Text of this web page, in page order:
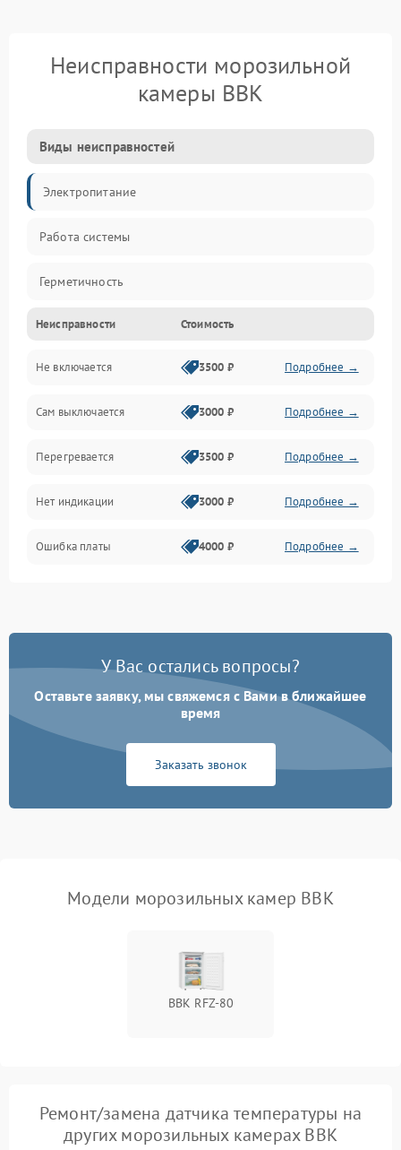
Неисправности морозильной
камеры BBK
Виды неисправностей
Электропитание
Работа системы
Герметичность
Механика
Неисправности Стоимость
Не включается 3500 ₽ Подробнее →
Сам выключается 3000 ₽ Подробнее →
Перегревается 3500 ₽ Подробнее →
Нет индикации 3000 ₽ Подробнее →
Ошибка платы 4000 ₽ Подробнее →
У Вас остались вопросы?
Оставьте заявку, мы свяжемся с Вами в ближайшее
время
Заказать звонок
Модели морозильных камер BBK
BBK RFZ-80
Ремонт/замена датчика температуры на
других морозильных камерах BBK